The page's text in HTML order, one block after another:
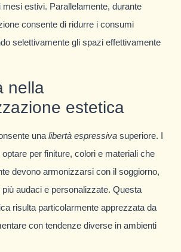
mesi estivi. Parallelamente, durante
consente di ridurre i consumi
selettivamente gli spazi effettivamente
nella
estetica
una libertà espressiva superiore. I
per finiture, colori e materiali che
devono armonizzarsi con il soggiorno,
audaci e personalizzate. Questa
risulta particolarmente apprezzata da
con tendenze diverse in ambienti